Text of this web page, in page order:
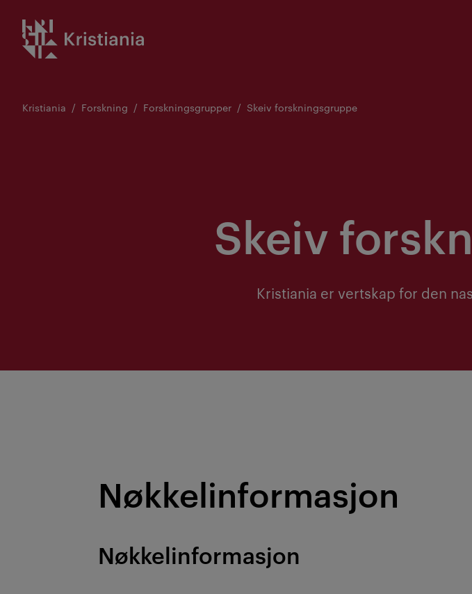
Gå
til
innhold
Kristiania logo
Kristiania Forskning Forskningsgrupper Skeiv forskningsgruppe
Skeiv
Kristiania er vertskap for den
Nøkkelinformasjon
Nøkkelinformasjon